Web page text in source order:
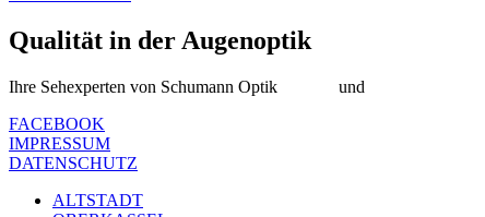
Qualität in der Augenoptik
Ihre Sehexperten von Schumann Optik und
FACEBOOK
IMPRESSUM
DATENSCHUTZ
ALTSTADT